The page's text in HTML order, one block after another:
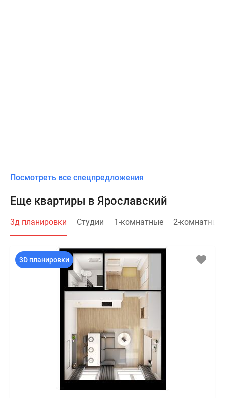
Посмотреть все спецпредложения
Еще квартиры в Ярославский
3д планировки Студии 1-комнатные 2-комнатные
3D планировки